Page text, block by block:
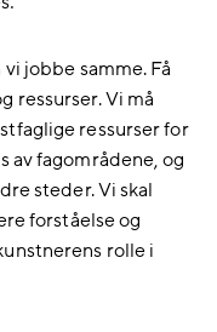
jobbe samme. Få
ressurser. Vi må
ressurser for
av fagområdene, og
steder. Vi skal
forståelse og
rolle i